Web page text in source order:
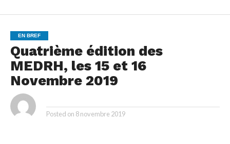
EN BREF
Quatrième édition des
MEDRH, les 15 et 16
Novembre 2019
Posted on 8 novembre 2019